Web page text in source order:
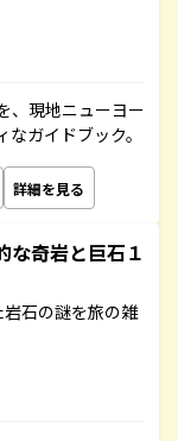
、現地ニューヨー
ガイドブック。
詳細を見る
奇岩と巨石１
石の謎を旅の雑